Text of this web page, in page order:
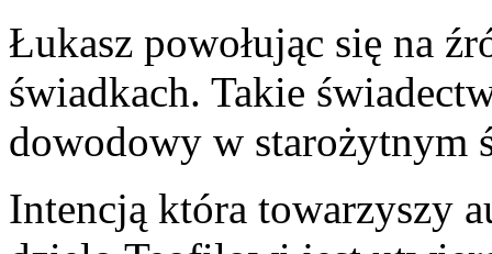
Łukasz powołując się na
świadkach. Takie
dowodowy w starożytnym
Intencją która towarzyszy